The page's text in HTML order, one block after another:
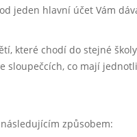
jeden hlavní účet Vám
které chodí do stejné
sloupečcích, co mají
způsobem: